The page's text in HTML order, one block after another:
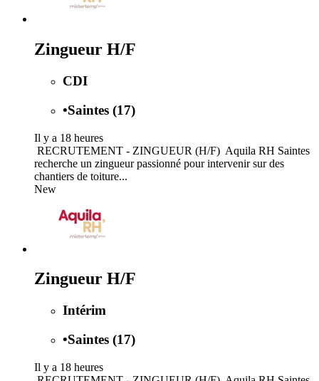
Zingueur H/F
CDI
•Saintes (17)
Il y a 18 heures
️ RECRUTEMENT - ZINGUEUR (H/F) ️ Aquila RH Saintes
recherche un zingueur passionné pour intervenir sur des
chantiers de toiture...
New
Zingueur H/F
Intérim
•Saintes (17)
Il y a 18 heures